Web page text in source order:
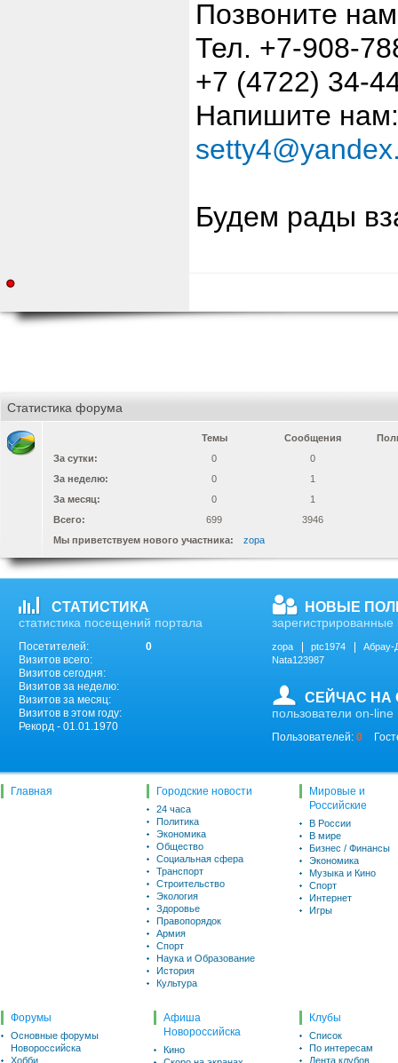
Позвоните
Тел. +7-908-
+7 (4722) 34-
Напишите нам:
Будем рады
Статистика форума
Темы Сообщения
За сутки:
0
0
За неделю:
0
1
За месяц:
0
1
Всего:
699
3946
Мы приветствуем нового участника:
zopa
СТАТИСТИКА
статистика посещений портала
Посетителей:
0
Визитов всего:
Визитов сегодня:
Визитов за неделю:
Визитов за месяц:
Визитов в этом году:
Рекорд - 01.01.1970
НОВЫЕ
зарегистрированные
zopa ptc1974
Абрау-
Nata123987
СЕЙЧАС НА
пользователи on-line
Пользователей: 0
Главная Городские новости
24 часа
Политика
Экономика
Общество
Социальная сфера
Транспорт
Строительство
Экология
Здоровье
Правопорядок
Армия
Спорт
Наука и Образование
История
Культура
Мировые и
Российские
В России
В мире
Бизнес / Финансы
Экономика
Музыка и Кино
Спорт
Интернет
Игры
Форумы
Основные форумы
Новороссийска
Хобби
Афиша
Новороссийска
Кино
Клубы
Список
По интересам
Лента клубов